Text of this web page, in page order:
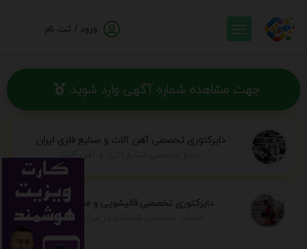
ورود / ثبت نام
دایرکتوری تخصصی آهن آلات و صنایع فلزی ایران
مرجع تخصصی صنایع فلزی و آهن آلات
دایرکتوری تخصصی قالیشویی و مبل شویی
خدمات تخصصی شستشو در سراسر ایران
جهت مشاهده شماره آگهی وارد شوید